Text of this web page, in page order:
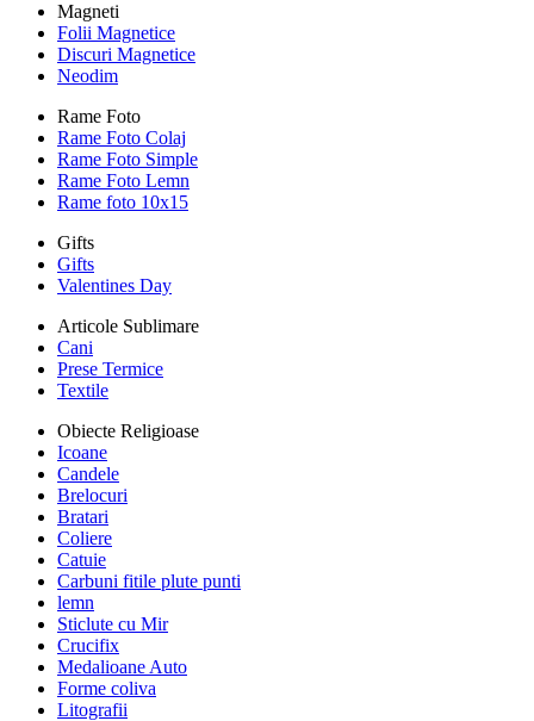
Magneti
Folii Magnetice
Discuri Magnetice
Neodim
Rame Foto
Rame Foto Colaj
Rame Foto Simple
Rame Foto Lemn
Rame foto 10x15
Gifts
Gifts
Valentines Day
Articole Sublimare
Cani
Prese Termice
Textile
Obiecte Religioase
Icoane
Candele
Brelocuri
Bratari
Coliere
Catuie
Carbuni fitile plute punti
lemn
Sticlute cu Mir
Crucifix
Medalioane Auto
Forme coliva
Litografii